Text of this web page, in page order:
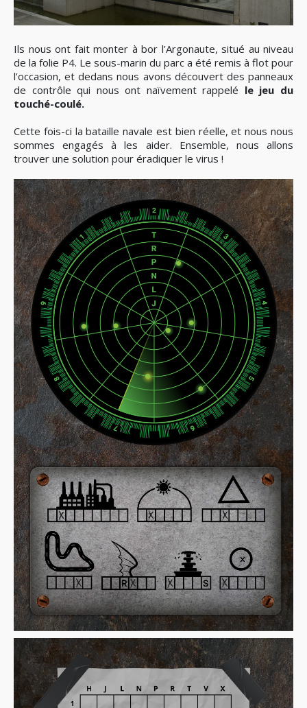
Ils nous ont fait monter à bor l’Argonaute, situé au niveau
de la folie P4. Le sous-marin du parc a été remis à flot pour
l’occasion, et dedans nous avons découvert des panneaux
de contrôle qui nous ont naïvement rappelé le jeu du
touché-coulé.
Cette fois-ci la bataille navale est bien réelle, et nous nous
sommes engagés à les aider. Ensemble, nous allons
trouver une solution pour éradiquer le virus !